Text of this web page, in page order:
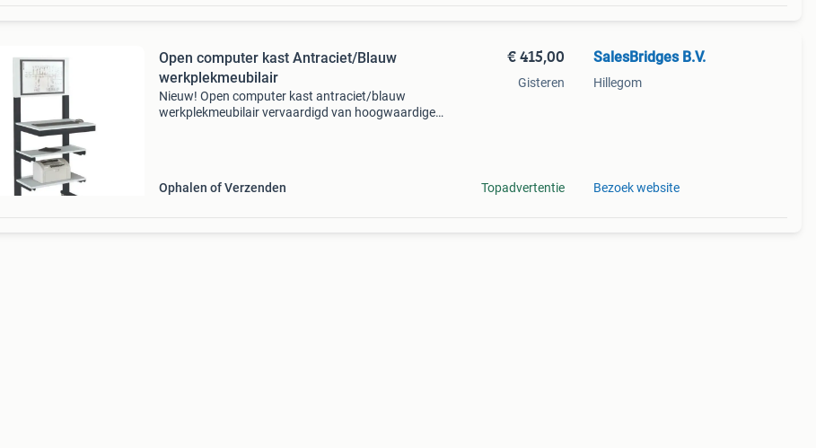
Open computer kast Antraciet/Blauw
werkplekmeubilair
Nieuw! Open computer kast antraciet/blauw
werkplekmeubilair vervaardigd van hoogwaardige
Ophalen of Verzenden
€ 415,00
Gisteren
Topadvertentie
SalesBridges B.V.
Hillegom
Bezoek website